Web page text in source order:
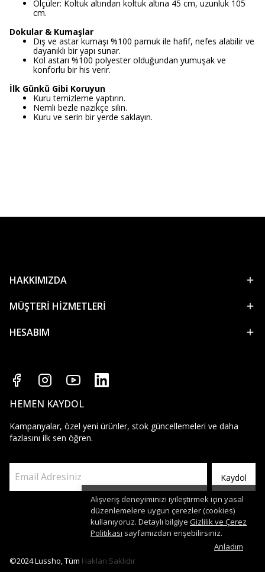
Alışveriş deneyiminizi iyileştirmek için yasal
düzenlemelere uygun çerezler (cookies)
kullanıyoruz. Detaylı bilgiye Gizlilik ve Çerez
Politikası sayfamızdan erişebilirsiniz.
Anladım
Ölçüler: Koltuk altından koltuk altına 45 cm, uzunluk 105
cm.
Dokular & Kumaşlar
Dış ve astar kumaşı %100 pamuk ile hafif, nefes alabilir ve
dayanıklı bir yapı sunar.
Kol astarı %100 polyester olduğundan yumuşak ve
konforlu bir his verir.
İlk Günkü Gibi Koruyun
Kuru temizleme yaptırın.
Nemli bezle nazikçe silin.
Kuru ve serin bir yerde saklayın.
HAKKIMIZDA
MÜŞTERİ HİZMETLERİ
HESABIM
HEMEN KAYDOL
Kampanyalar, özel yeni ürünler, stok güncellemeleri ve daha
fazlasını ilk sen öğren.
Kaydol
©2024 Lussho, Tüm Hakları Saklıdır